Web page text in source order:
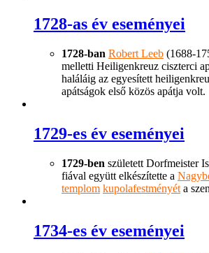
1728-as év eseményei
1728-ban Robert Leeb (1688-
melletti Heiligenkreuz ciszterci
haláláig az egyesített
apátságok első közös apátja volt.
1729-es év eseményei
1729-ben született Dorfmeister
fiával együtt elkészítette a
templom kupolafestményét a
1734-es év eseményei